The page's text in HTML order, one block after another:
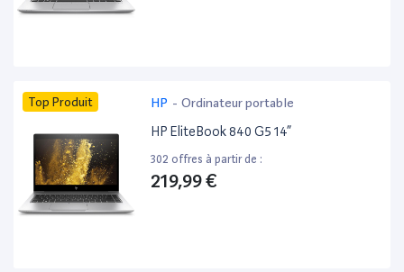
Top Produit HP - Ordinateur portable
HP EliteBook 840 G5 14”
302 offres à partir de :
219,99 €